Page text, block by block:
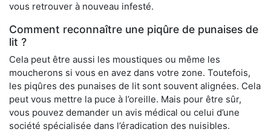
vous retrouver à nouveau infesté.
Comment reconnaître une piqûre de punaises de
lit ?
Cela peut être aussi les moustiques ou même les
moucherons si vous en avez dans votre zone. Toutefois,
les piqûres des punaises de lit sont souvent alignées. Cela
peut vous mettre la puce à l’oreille. Mais pour être sûr,
vous pouvez demander un avis médical ou celui d’une
société spécialisée dans l’éradication des nuisibles.